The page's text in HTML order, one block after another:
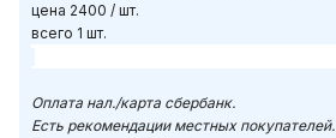
цена 2400 / шт.
всего 1 шт.
Оплата нал./карта сбербанк.
Есть рекомендации местных покупателей.